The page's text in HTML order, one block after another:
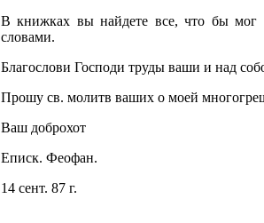
В книжках вы найдете все, что бы мог
словами.
Благослови Господи труды ваши и над
Прошу св. молитв ваших о моей
Ваш доброхот
Еписк. Феофан.
14 сент. 87 г.